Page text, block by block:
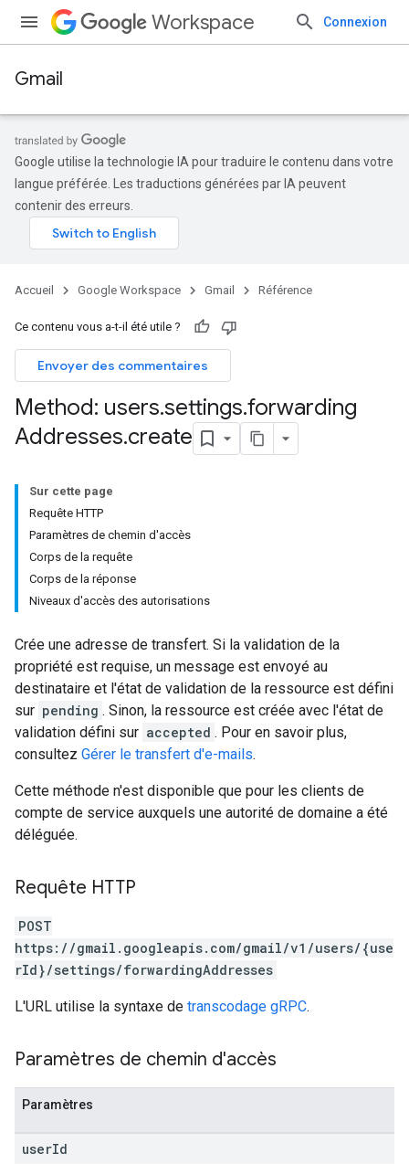
Workspace Connexion
Gmail
Google utilise la technologie IA pour traduire le contenu dans votre
langue préférée. Les traductions générées par IA peuvent
contenir des erreurs.
Accueil Google Workspace Gmail Référence
Ce contenu vous a-t-il été utile ?
Envoyer des commentaires
Method: users.settings.forwarding
Addresses.create
Sur cette page
Requête HTTP
Paramètres de chemin d'accès
Corps de la requête
Corps de la réponse
Niveaux d'accès des autorisations
Crée une adresse de transfert. Si la validation de la
propriété est requise, un message est envoyé au
destinataire et l'état de validation de la ressource est défini
sur pending . Sinon, la ressource est créée avec l'état de
validation défini sur accepted . Pour en savoir plus,
consultez Gérer le transfert d'e-mails.
Cette méthode n'est disponible que pour les clients de
compte de service auxquels une autorité de domaine a été
déléguée.
Requête HTTP
POST
https://gmail.googleapis.com/gmail/v1/users/{use
rId}/settings/forwardingAddresses
L'URL utilise la syntaxe de transcodage gRPC.
Paramètres de chemin d'accès
Paramètres
userId